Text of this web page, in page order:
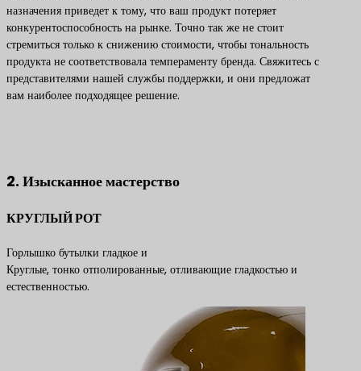
назначения приведет к тому, что ваш продукт потеряет
конкурентоспособность на рынке. Точно так же не стоит
стремиться только к снижению стоимости, чтобы тональность
продукта не соответствовала темпераменту бренда. Свяжитесь с
представителями нашей службы поддержки, и они предложат
вам наиболее подходящее решение.
2. Изысканное мастерство
КРУГЛЫЙ РОТ
Горлышко бутылки гладкое и
Круглые, тонко отполированные, отливающие гладкостью и
естественностью.